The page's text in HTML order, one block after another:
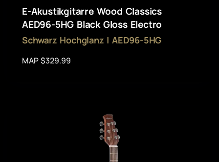
E-Akustikgitarre Wood Classics
AED96-5HG Black Gloss Electro
Schwarz Hochglanz | AED96-5HG
MAP $329.99